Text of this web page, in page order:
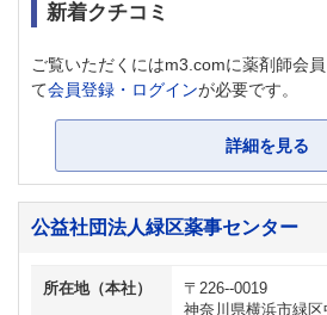
新着クチコミ
ご覧いただくにはm3.comに薬剤師会
て会員登録・ログインが必要です。
詳細を見る
公益社団法人緑区薬事センター
所在地（本社）
〒226--0019
神奈川県横浜市緑